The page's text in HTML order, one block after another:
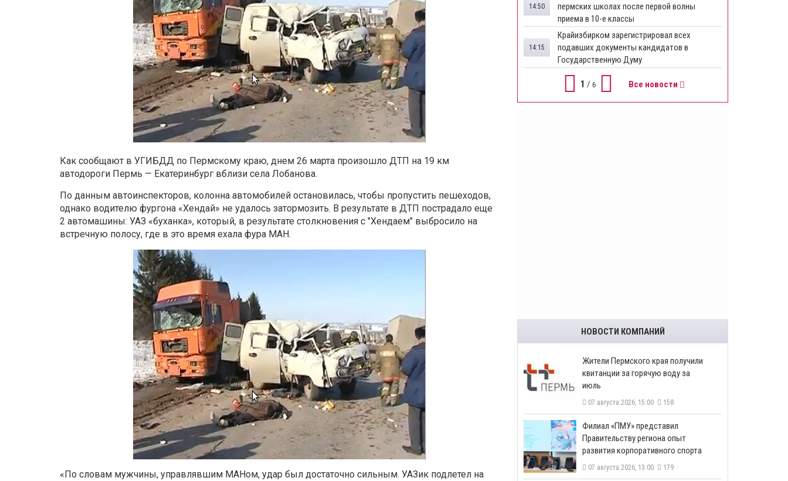
Как сообщают в УГИБДД по Пермскому краю, днем 26 марта произошло ДТП на 19 км
автодороги Пермь — Екатеринбург вблизи села Лобанова.
По данным автоинспекторов, колонна автомобилей остановилась, чтобы пропустить пешеходов,
однако водителю фургона «Хендай» не удалось затормозить. В результате в ДТП пострадало еще
2 автомашины: УАЗ «буханка», который, в результате столкновения с "Хендаем" выбросило на
встречную полосу, где в это время ехала фура МАН.
«По словам мужчины, управлявшим МАНом, удар был достаточно сильным. УАЗик подлетел на
пермских школах после первой волны
приема в 10-е классы
14:50
Крайизбирком зарегистрировал всех
подавших документы кандидатов в
Государственную Думу
14:15
1 / 6 Все новости
НОВОСТИ КОМПАНИЙ
​Жители Пермского края получили
квитанции за горячую воду за
июль
07 августа 2026, 15:00 158
​Филиал «ПМУ» представил
Правительству региона опыт
развития корпоративного спорта
07 августа 2026, 13:00 179